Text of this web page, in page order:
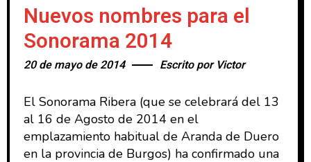
Nuevos nombres para el
Sonorama 2014
20 de mayo de 2014 Escrito por Victor
El Sonorama Ribera (que se celebrará del 13
al 16 de Agosto de 2014 en el
emplazamiento habitual de Aranda de Duero
en la provincia de Burgos) ha confirmado una